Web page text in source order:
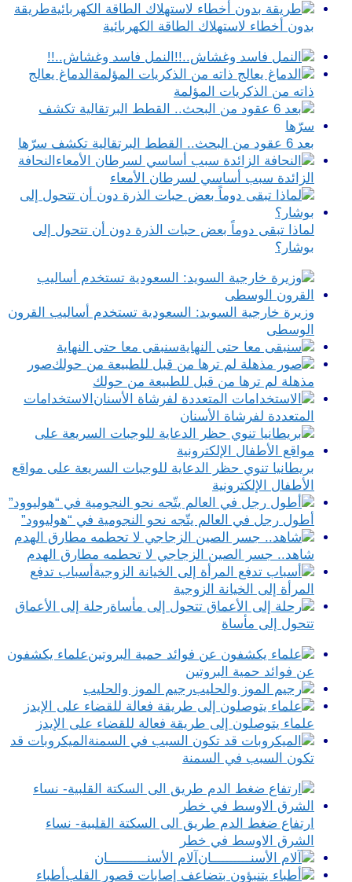
طريقة
بدون أخطاء لاستهلاك الطاقة الكهربائية
النمل فاسد وغشاش..!!
الدماغ يعالج
ذاته من الذكريات المؤلمة
بعد 6 عقود من البحث.. القطط البرتقالية تكشف سرّها
النحافة
الزائدة سبب أساسي لسرطان الأمعاء
لماذا تبقى دوماً بعض حبات الذرة دون أن تتحول إلى
بوشار؟
وزيرة خارجية السويد: السعودية تستخدم أساليب القرون
الوسطى
سنبقى معا حتى النهاية
صور
مذهلة لم ترها من قبل للطبيعة من حولك
الاستخدامات
المتعددة لفرشاة الأسنان
بريطانيا تنوي حظر الدعاية للوجبات السريعة على مواقع
الأطفال الإلكترونية
أطول رجل في العالم يتّجه نحو النجومية في “هوليوود”
شاهد.. جسر الصين الزجاجي لا تحطمه مطارق الهدم
أسباب تدفع
المرأة إلى الخيانة الزوجية
رحلة إلى الأعماق
تتحول إلى مأساة
علماء يكشفون
عن فوائد حمية البروتين
رجيم الموز والحليب
علماء يتوصلون إلى طريقة فعالة للقضاء على الإيدز
الميكروبات قد
تكون السبب في السمنة
ارتفاع ضغط الدم طريق الى السكتة القلبية- نساء
الشرق الاوسط في خطر
آلام الأسنــــــــــان
أطباء